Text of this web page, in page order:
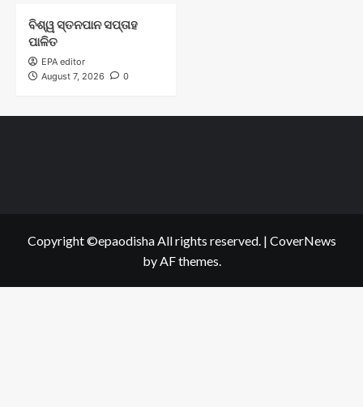
ବିଶ୍ୱ ସ୍ତନପାନ ସପ୍ତାହ
ପାଳିତ
EPA editor
August 7, 2026
0
Copyright ©epaodisha All rights reserved. | CoverNews
by AF themes.